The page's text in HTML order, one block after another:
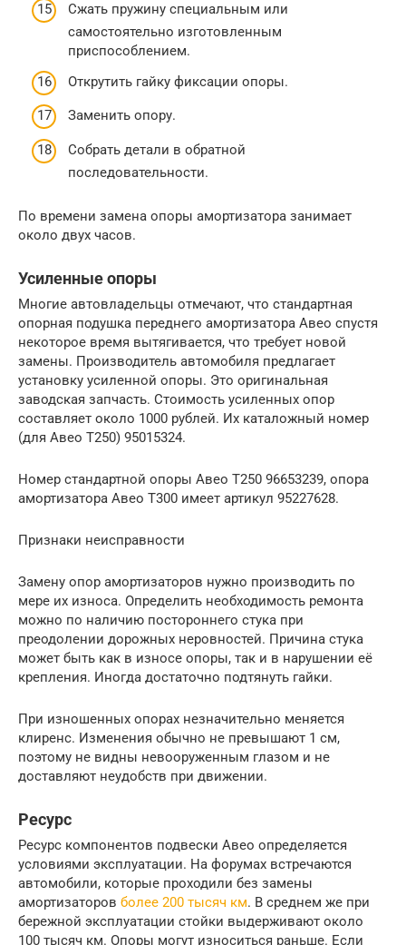
Сжать пружину специальным или
самостоятельно изготовленным
приспособлением.
Открутить гайку фиксации опоры.
Заменить опору.
Собрать детали в обратной
последовательности.
По времени замена опоры амортизатора занимает
около двух часов.
Усиленные опоры
Многие автовладельцы отмечают, что стандартная
опорная подушка переднего амортизатора Авео спустя
некоторое время вытягивается, что требует новой
замены. Производитель автомобиля предлагает
установку усиленной опоры. Это оригинальная
заводская запчасть. Стоимость усиленных опор
составляет около 1000 рублей. Их каталожный номер
(для Авео Т250) 95015324.
Номер стандартной опоры Авео Т250 96653239, опора
амортизатора Авео Т300 имеет артикул 95227628.
Признаки неисправности
Замену опор амортизаторов нужно производить по
мере их износа. Определить необходимость ремонта
можно по наличию постороннего стука при
преодолении дорожных неровностей. Причина стука
может быть как в износе опоры, так и в нарушении её
крепления. Иногда достаточно подтянуть гайки.
При изношенных опорах незначительно меняется
клиренс. Изменения обычно не превышают 1 см,
поэтому не видны невооруженным глазом и не
доставляют неудобств при движении.
Ресурс
Ресурс компонентов подвески Авео определяется
условиями эксплуатации. На форумах встречаются
автомобили, которые проходили без замены
амортизаторов более 200 тысяч км. В среднем же при
бережной эксплуатации стойки выдерживают около
100 тысяч км. Опоры могут износиться раньше. Если